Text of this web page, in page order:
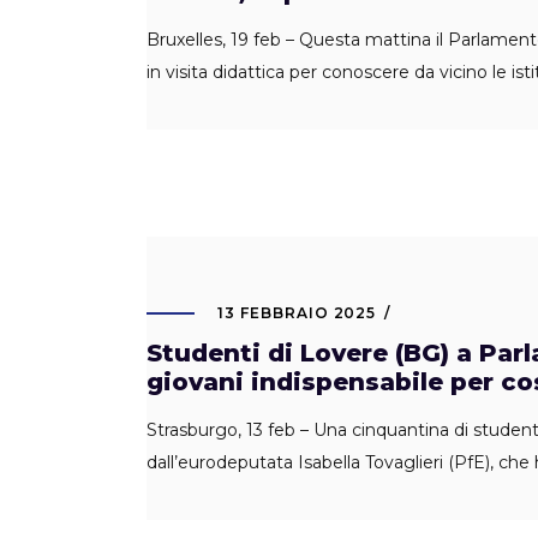
Bruxelles, 19 feb – Questa mattina il
in visita didattica per conoscere da vicino le
13 FEBBRAIO 2025
Studenti di Lovere (BG) a
giovani indispensabile per
Strasburgo, 13 feb – Una cinquantina di
dall’eurodeputata Isabella Tovaglieri (PfE),